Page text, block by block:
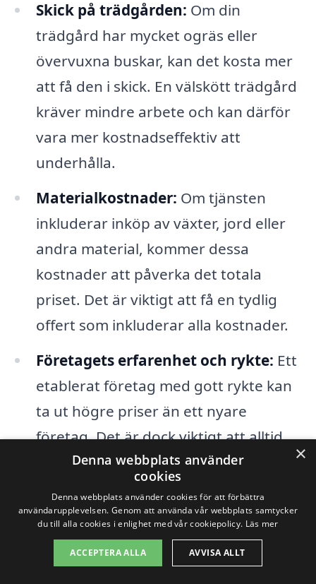
Skick på trädgården: Om din
trädgård har mycket ogräs eller
övervuxna buskar, kan det kosta mer
att få den i skick. En välskött trädgård
kräver mindre arbete och kan därför
vara mer kostnadseffektiv att
underhålla.
Materialkostnader: Om tjänsten
inkluderar inköp av växter, jord eller
andra material, kommer dessa
kostnader att påverka det totala
priset. Det är viktigt att få en tydlig
offert som inkluderar alla kostnader.
Företagets erfarenhet och rykte: Ett
etablerat företag med gott rykte kan
ta ut högre priser än ett nyare
företag. Det är dock viktigt att alltid
jämföra priser och tjänster för att få
det bästa erbjudandet.
För att få det bästa priset på
trädgårdsarbete i Lindö rekommenderar
×
Denna webbplats använder
cookies
Denna webbplats använder cookies för att förbättra
användarupplevelsen. Genom att använda vår webbplats samtycker
du till alla cookies i enlighet med vår cookiepolicy. Läs mer
ACCEPTERA ALLA AVVISA ALLT